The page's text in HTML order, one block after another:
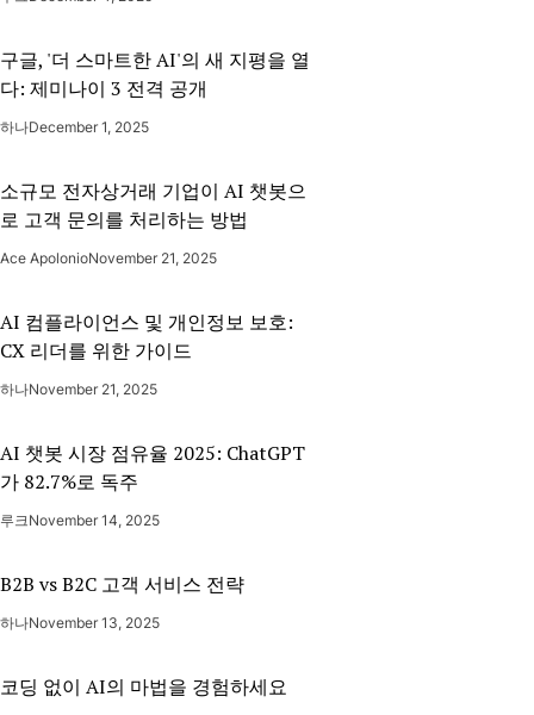
구글, '더 스마트한 AI'의 새 지평을 열
다: 제미나이 3 전격 공개
하나December 1, 2025
소규모 전자상거래 기업이 AI 챗봇으
로 고객 문의를 처리하는 방법
Ace ApolonioNovember 21, 2025
AI 컴플라이언스 및 개인정보 보호:
CX 리더를 위한 가이드
하나November 21, 2025
AI 챗봇 시장 점유율 2025: ChatGPT
가 82.7%로 독주
루크November 14, 2025
B2B vs B2C 고객 서비스 전략
하나November 13, 2025
코딩 없이 AI의 마법을 경험하세요